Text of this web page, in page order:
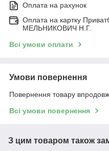
Оплата на рахунок
Оплата на картку
МЕЛЬНИКОВИЧ Н.Г.
Всі умови оплати
Умови повернення
Повернення товару
Всі умови повернення
З цим товаром також